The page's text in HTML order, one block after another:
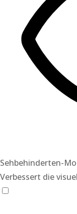
Sehbehinderten-
Verbessert die